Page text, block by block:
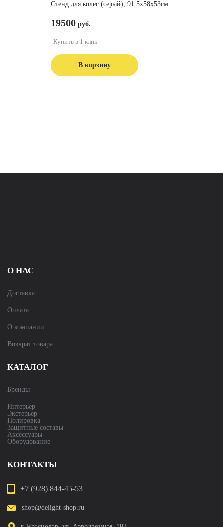
Стенд для колес (серый), 91.5х58х53см
19500
В корзину
Купить в 1 клик
О НАС
Доставка
Оплата
О компании
Возврат товара
КАТАЛОГ
Бренды
Интерьер
Экстерьер
Полировка
Защитные составы
Аксессуары
Оборудование
КОНТАКТЫ
+7 (928) 844-45-53
shop@delight-shop.ru